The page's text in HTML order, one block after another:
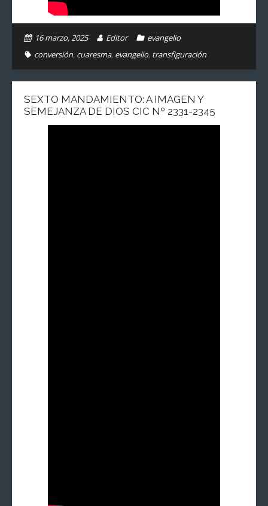
16 marzo, 2025 Editor
evangelio
conversión, cuaresma, evangelio, transfiguración
SEXTO MANDAMIENTO: A IMAGEN Y
SEMEJANZA DE DIOS CIC Nº 2331-2345